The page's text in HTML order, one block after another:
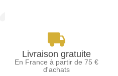
Livraison gratuite
En France à partir de 75 €
d'achats